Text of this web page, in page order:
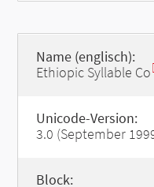
Name (englisch):
Ethiopic Syllable Co
Unicode-Version:
3.0 (September
Block: